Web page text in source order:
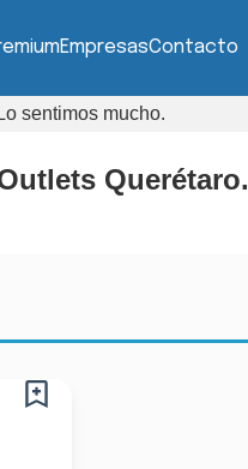
EmpresasContacto
sentimos mucho.
Querétaro.